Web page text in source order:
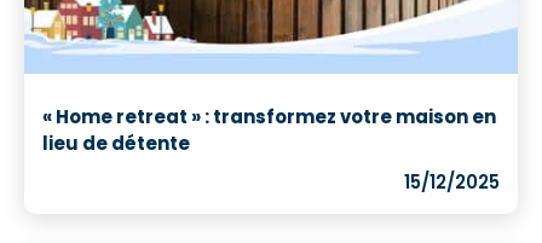
« Home retreat » : transformez votre maison en
lieu de détente
15/12/2025